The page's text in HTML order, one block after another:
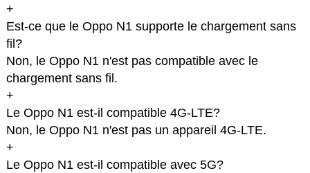
+
Est-ce que le Oppo N1 supporte le chargement sans
fil?
Non, le Oppo N1 n'est pas compatible avec le
chargement sans fil.
+
Le Oppo N1 est-il compatible 4G-LTE?
Non, le Oppo N1 n'est pas un appareil 4G-LTE.
+
Le Oppo N1 est-il compatible avec 5G?